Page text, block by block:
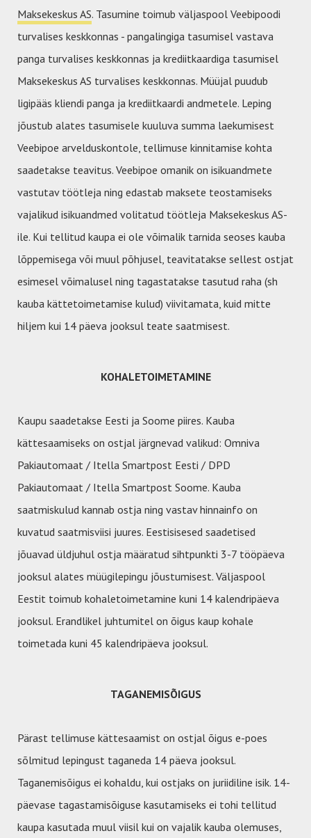
Maksekeskus AS. Tasumine toimub väljaspool Veebipoodi
turvalises keskkonnas - pangalingiga tasumisel vastava
panga turvalises keskkonnas ja krediitkaardiga tasumisel
Maksekeskus AS turvalises keskkonnas. Müüjal puudub
ligipääs kliendi panga ja krediitkaardi andmetele. Leping
jõustub alates tasumisele kuuluva summa laekumisest
Veebipoe arvelduskontole, tellimuse kinnitamise kohta
saadetakse teavitus. Veebipoe omanik on isikuandmete
vastutav töötleja ning edastab maksete teostamiseks
vajalikud isikuandmed volitatud töötleja Maksekeskus AS-
ile. Kui tellitud kaupa ei ole võimalik tarnida seoses kauba
lõppemisega või muul põhjusel, teavitatakse sellest ostjat
esimesel võimalusel ning tagastatakse tasutud raha (sh
kauba kättetoimetamise kulud) viivitamata, kuid mitte
hiljem kui 14 päeva jooksul teate saatmisest.
KOHALETOIMETAMINE
Kaupu saadetakse Eesti ja Soome piires. Kauba
kättesaamiseks on ostjal järgnevad valikud: Omniva
Pakiautomaat / Itella Smartpost Eesti / DPD
Pakiautomaat / Itella Smartpost Soome. Kauba
saatmiskulud kannab ostja ning vastav hinnainfo on
kuvatud saatmisviisi juures. Eestisisesed saadetised
jõuavad üldjuhul ostja määratud sihtpunkti 3-7 tööpäeva
jooksul alates müügilepingu jõustumisest. Väljaspool
Eestit toimub kohaletoimetamine kuni 14 kalendripäeva
jooksul. Erandlikel juhtumitel on õigus kaup kohale
toimetada kuni 45 kalendripäeva jooksul.
TAGANEMISÕIGUS
Pärast tellimuse kättesaamist on ostjal õigus e-poes
sõlmitud lepingust taganeda 14 päeva jooksul.
Taganemisõigus ei kohaldu, kui ostjaks on juriidiline isik. 14-
päevase tagastamisõiguse kasutamiseks ei tohi tellitud
kaupa kasutada muul viisil kui on vajalik kauba olemuses,